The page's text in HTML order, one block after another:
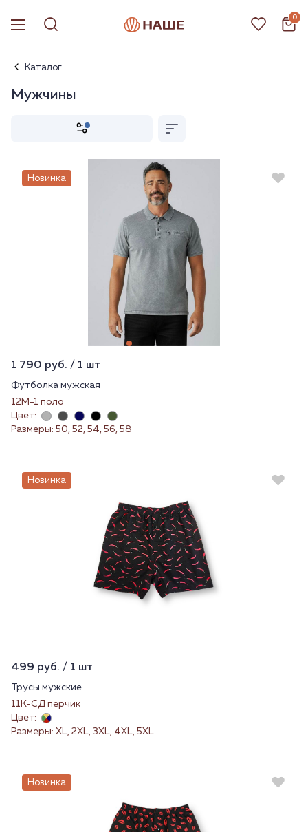
0
Каталог
Мужчины
Новинка
1 790 руб. / 1 шт
Футболка мужская
12М-1 поло
Цвет:
Размеры: 50, 52, 54, 56, 58
Новинка
499 руб. / 1 шт
Трусы мужские
11К-СД перчик
Цвет:
Размеры: XL, 2XL, 3XL, 4XL, 5XL
Новинка